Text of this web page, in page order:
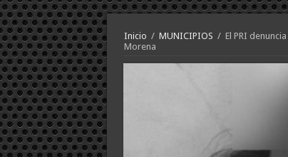
Inicio / MUNICIPIOS / El PRI
Morena